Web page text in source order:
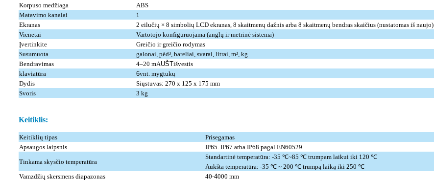
Korpuso medžiaga
ABS
Matavimo kanalai
1
Ekranas
2 eilučių × 8 simbolių LCD ekranas, 8 skaitmenų dažnis arba 8 skaitmenų bendras skaičius (nustatomas iš naujo)
Vienetai
Vartotojo konfigūruojama (anglų ir metrinė sistema)
Įvertinkite
Greičio ir greičio rodymas
Susumuota
galonai, pėd³, bareliai, svarai, litrai, m³, kg
Bendravimas
4–20 mAUŠTišvestis
klaviatūra
6vnt. mygtukų
Dydis
Siųstuvas: 270 x 125 x 175 mm
Svoris
3 kg
Keitiklis:
Keitiklių tipas
Prisegamas
Apsaugos laipsnis
IP65. IP67 arba IP68 pagal EN60529
Tinkama skysčio temperatūra
Standartinė temperatūra: -35 ℃~85 ℃ trumpam laikui iki 120 ℃
Aukšta temperatūra: -35 ℃ ~ 200 ℃ trumpą laiką iki 250 ℃
Vamzdžių skersmens diapazonas
40-4000 mm